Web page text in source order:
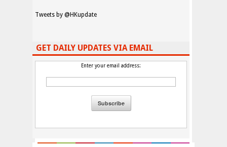
Tweets by @HKupdate
GET DAILY UPDATES VIA EMAIL
Enter your email address: